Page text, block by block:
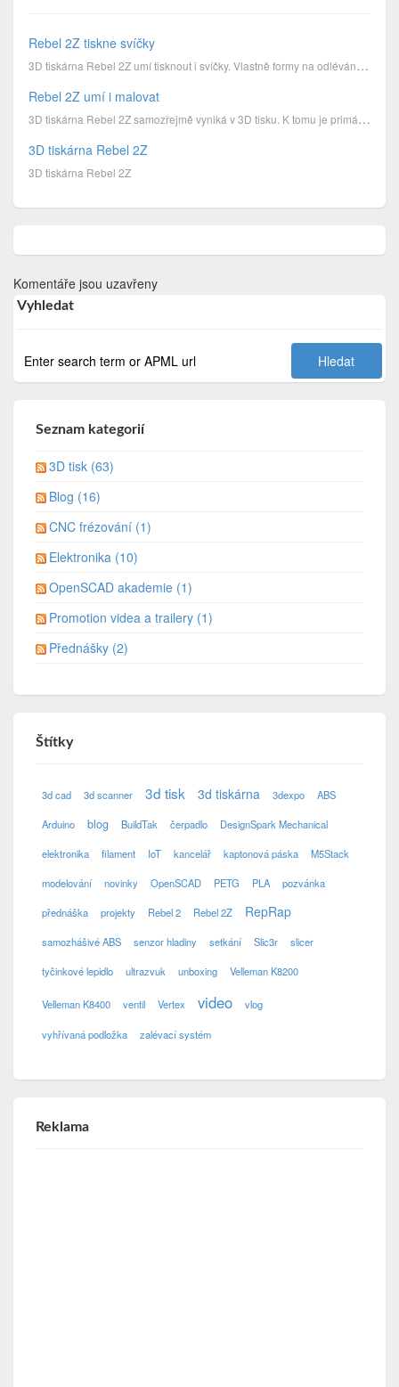
Rebel 2Z tiskne svíčky
3D tiskárna Rebel 2Z umí tisknout i svíčky. Vlastně formy na odlévání svíček.
Rebel 2Z umí i malovat
3D tiskárna Rebel 2Z samozřejmě vyniká v 3D tisku. K tomu je primárně určena. Dokáže ale mnohem víc.
3D tiskárna Rebel 2Z
3D tiskárna Rebel 2Z
Komentáře jsou uzavřeny
Vyhledat
Seznam kategorií
3D tisk (63)
Blog (16)
CNC frézování (1)
Elektronika (10)
OpenSCAD akademie (1)
Promotion videa a trailery (1)
Přednášky (2)
Štítky
3d cad 3d scanner 3d tisk 3d tiskárna 3dexpo ABS
Arduino blog BuildTak čerpadlo DesignSpark Mechanical
elektronika filament IoT kancelář kaptonová páska M5Stack
modelování novinky OpenSCAD PETG PLA pozvánka
přednáška projekty Rebel 2 Rebel 2Z RepRap
samozhášivé ABS senzor hladiny setkání Slic3r slicer
tyčinkové lepidlo ultrazvuk unboxing Velleman K8200
Velleman K8400 ventil Vertex video vlog
vyhřívaná podložka zalévací systém
Reklama